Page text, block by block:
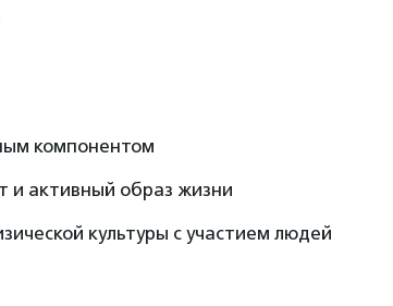
компонентом
и активный образ жизни
культуры с участием людей